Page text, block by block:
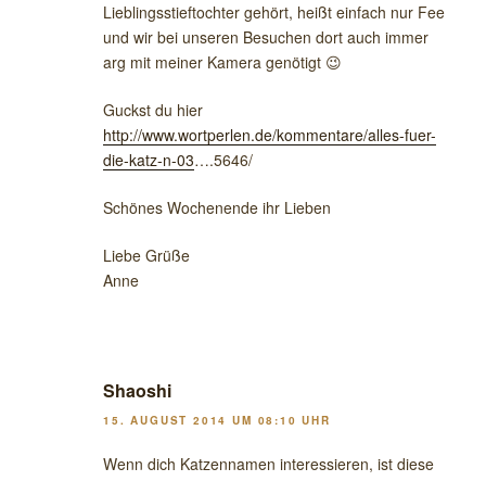
Lieblingsstieftochter gehört, heißt einfach nur Fee
und wir bei unseren Besuchen dort auch immer
arg mit meiner Kamera genötigt 😉
Guckst du hier
http://www.wortperlen.de/kommentare/alles-fuer-
die-katz-n-03….5646/
Schönes Wochenende ihr Lieben
Liebe Grüße
Anne
Shaoshi
15. AUGUST 2014 UM 08:10 UHR
Wenn dich Katzennamen interessieren, ist diese